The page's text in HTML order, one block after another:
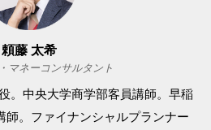
頼藤 太希
マネーコンサルタント
。中央大学商学部客員講師。早稲
師。ファイナンシャルプランナー